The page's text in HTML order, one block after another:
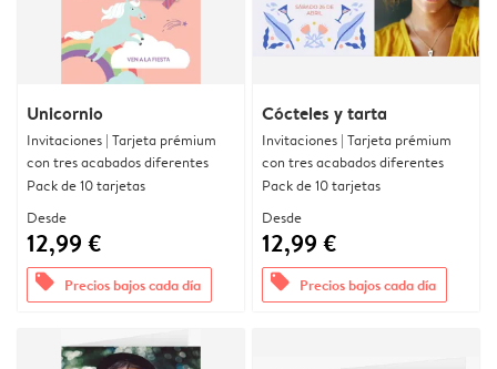
Unicornio
Invitaciones | Tarjeta prémium
con tres acabados diferentes
Pack de 10 tarjetas
Desde
12,99 €
offers Precios bajos cada día
Cócteles y tarta
Invitaciones | Tarjeta prémium
con tres acabados diferentes
Pack de 10 tarjetas
Desde
12,99 €
offers Precios bajos cada día